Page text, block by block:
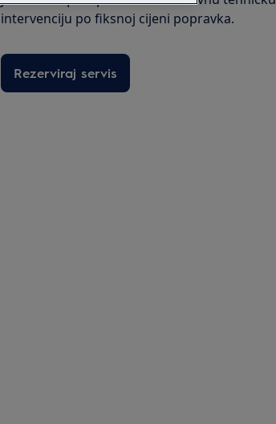
intervenciju po fiksnoj cijeni popravka.
Rezerviraj servis